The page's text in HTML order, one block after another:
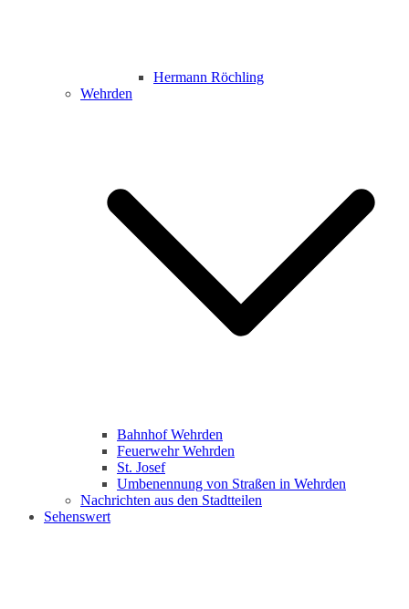
Hermann Röchling
Wehrden
Bahnhof Wehrden
Feuerwehr Wehrden
St. Josef
Umbenennung von Straßen in Wehrden
Nachrichten aus den Stadtteilen
Sehenswert